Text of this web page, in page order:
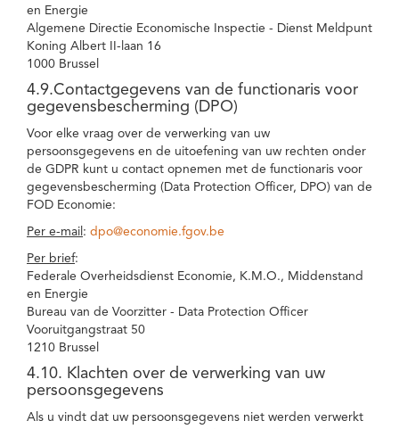
en Energie
Algemene Directie Economische Inspectie - Dienst Meldpunt
Koning Albert II-laan 16
1000 Brussel
4.9.Contactgegevens van de functionaris voor
gegevensbescherming (DPO)
Voor elke vraag over de verwerking van uw
persoonsgegevens en de uitoefening van uw rechten onder
de GDPR kunt u contact opnemen met de functionaris voor
gegevensbescherming (Data Protection Officer, DPO) van de
FOD Economie:
Per e-mail : dpo@economie.fgov.be
Per brief:
Federale Overheidsdienst Economie, K.M.O., Middenstand
en Energie
Bureau van de Voorzitter - Data Protection Officer
Vooruitgangstraat 50
1210 Brussel
4.10. Klachten over de verwerking van uw
persoonsgegevens
Als u vindt dat uw persoonsgegevens niet werden verwerkt